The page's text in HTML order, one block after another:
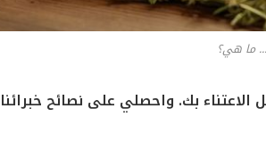
ما هي؟
بك. واحصلي على نصائح خبرائنا